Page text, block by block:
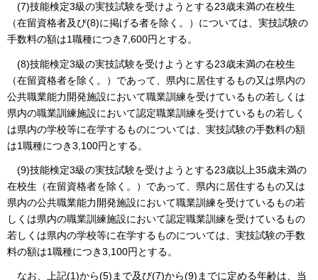
(7)技能検定3級の実技試験を受けようとする23歳未満の在校生
（在留資格者及び(8)に掲げる者を除く。）については、実技試験の
手数料の額は1職種につき7,600円とする。
(8)技能検定3級の実技試験を受けようとする23歳未満の在校生
（在留資格者を除く。）であって、県内に居住するもの又は県内の
公共職業能力開発施設において職業訓練を受けているもの若しくは
県内の職業訓練施設において認定職業訓練を受けているもの若しく
は県内の学校等に在学するものについては、実技試験の手数料の額
は1職種につき3,100円とする。
(9)技能検定3級の実技試験を受けようとする23歳以上35歳未満の
在校生（在留資格者を除く。）であって、県内に居住するもの又は
県内の公共職業能力開発施設において職業訓練を受けているもの若
しくは県内の職業訓練施設において認定職業訓練を受けているもの
若しくは県内の学校等に在学するものについては、実技試験の手数
料の額は1職種につき3,100円とする。
なお、上記(1)から(5)まで及び(7)から(9)までに定める年齢は、当